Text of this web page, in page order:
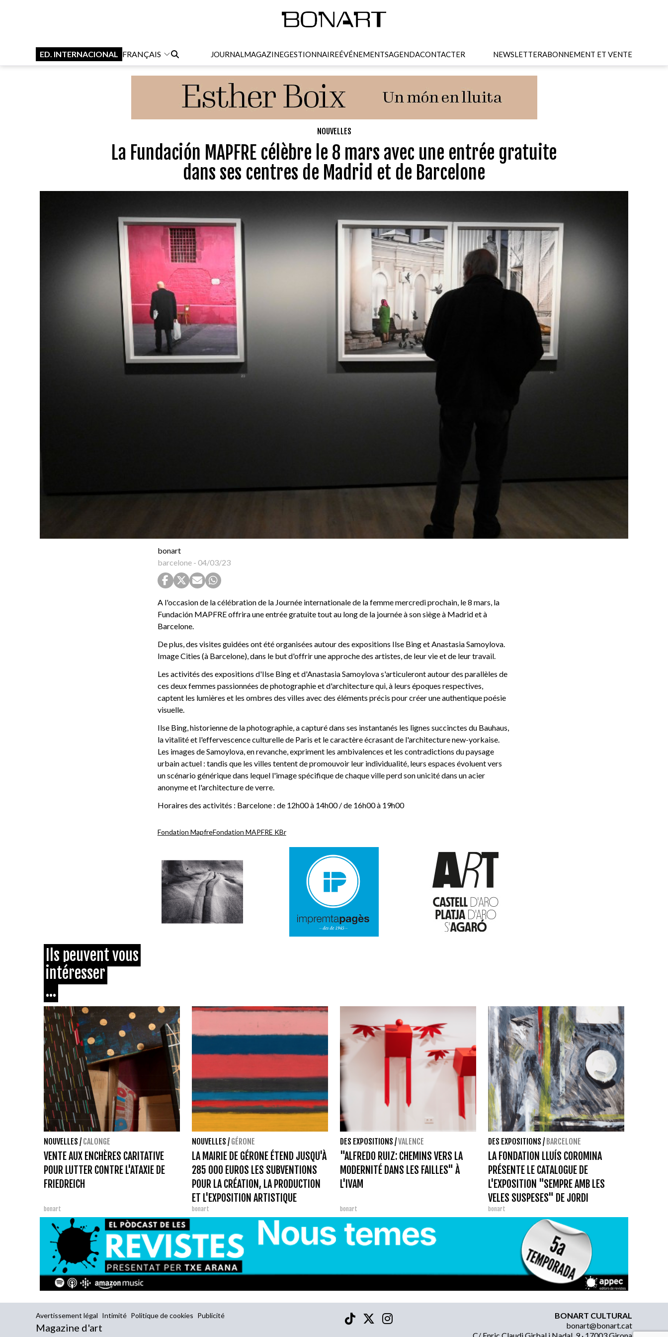
ED. INTERNACIONAL FRANÇAIS JOURNALMAGAZINEGESTIONNAIREÉVÉNEMENTSAGENDACONTACTER NEWSLETTERABONNEMENT ET VENTE
NOUVELLES
La Fundación MAPFRE célèbre le 8 mars avec une entrée gratuite
dans ses centres de Madrid et de Barcelone
bonart
barcelone- 04/03/23
A l'occasion de la célébration de la Journée internationale de la femme mercredi prochain, le 8 mars, la
Fundación MAPFRE offrira une entrée gratuite tout au long de la journée à son siège à Madrid et à
Barcelone.
De plus, des visites guidées ont été organisées autour des expositions Ilse Bing et Anastasia Samoylova.
Image Cities (à Barcelone), dans le but d'offrir une approche des artistes, de leur vie et de leur travail.
Les activités des expositions d'Ilse Bing et d'Anastasia Samoylova s'articuleront autour des parallèles de
ces deux femmes passionnées de photographie et d'architecture qui, à leurs époques respectives,
captent les lumières et les ombres des villes avec des éléments précis pour créer une authentique poésie
visuelle.
Ilse Bing, historienne de la photographie, a capturé dans ses instantanés les lignes succinctes du Bauhaus,
la vitalité et l'effervescence culturelle de Paris et le caractère écrasant de l'architecture new-yorkaise.
Les images de Samoylova, en revanche, expriment les ambivalences et les contradictions du paysage
urbain actuel : tandis que les villes tentent de promouvoir leur individualité, leurs espaces évoluent vers
un scénario générique dans lequel l'image spécifique de chaque ville perd son unicité dans un acier
anonyme et l'architecture de verre.
Horaires des activités : Barcelone : de 12h00 à 14h00 / de 16h00 à 19h00
Fondation MapfreFondation MAPFRE KBr
Ils peuvent vous
intéresser
...
NOUVELLES / CALONGE
VENTE AUX ENCHÈRES CARITATIVE
POUR LUTTER CONTRE L'ATAXIE DE
FRIEDREICH
bonart
NOUVELLES / GÉRONE
LA MAIRIE DE GÉRONE ÉTEND JUSQU'À
285 000 EUROS LES SUBVENTIONS
POUR LA CRÉATION, LA PRODUCTION
ET L'EXPOSITION ARTISTIQUE
bonart
DES EXPOSITIONS /VALENCE
"ALFREDO RUIZ: CHEMINS VERS LA
MODERNITÉ DANS LES FAILLES" À
L'IVAM
bonart
DES EXPOSITIONS / BARCELONE
LA FONDATION LLUÍS COROMINA
PRÉSENTE LE CATALOGUE DE
L'EXPOSITION "SEMPRE AMB LES
VELES SUSPESES" DE JORDI
MARAGALL
bonart
Avertissement légal Intimité Politique de cookies Publicité
Magazine d'art
BONART CULTURAL
bonart@bonart.cat
C/ Enric Claudi Girbal i Nadal, 9 · 17003 Girona